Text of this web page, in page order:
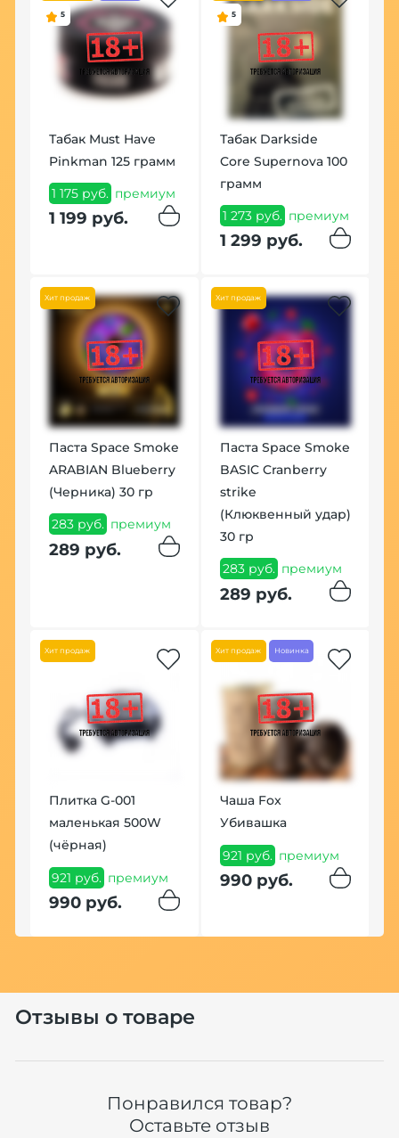
5
Табак Must Have
Pinkman 125 грамм
1 175 руб. премиум
1 199 руб.
5
Табак Darkside
Core Supernova 100
грамм
1 273 руб. премиум
1 299 руб.
Хит продаж
Паста Space Smoke
ARABIAN Blueberry
(Черника) 30 гр
283 руб. премиум
289 руб.
Хит продаж
Паста Space Smoke
BASIC Cranberry
strike
(Клюквенный удар)
30 гр
283 руб. премиум
289 руб.
Хит продаж
Плитка G-001
маленькая 500W
(чёрная)
921 руб. премиум
990 руб.
Хит продаж Новинка
Чаша Fox
Убивашка
921 руб. премиум
990 руб.
Отзывы о товаре
Понравился товар?
Оставьте отзыв